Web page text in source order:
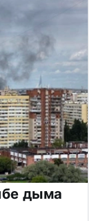
дыма